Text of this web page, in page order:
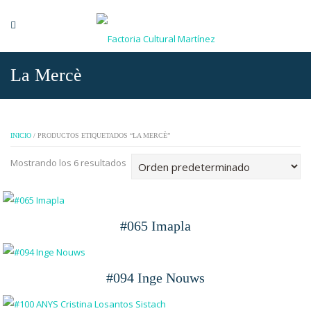
La Mercè
INICIO / PRODUCTOS ETIQUETADOS “LA MERCÈ”
Mostrando los 6 resultados
#065 Imapla
#094 Inge Nouws